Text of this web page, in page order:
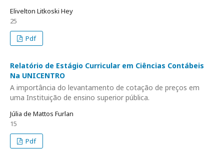
Elivelton Litkoski Hey
25
Pdf
Relatório de Estágio Curricular em Ciências Contábeis
Na UNICENTRO
A importância do levantamento de cotação de preços em
uma Instituição de ensino superior pública.
Júlia de Mattos Furlan
15
Pdf